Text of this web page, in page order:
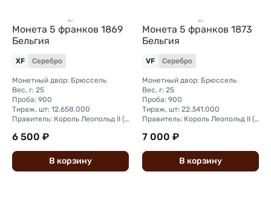
Монета 5 франков 1869
Бельгия
XF Серебро
Монетный двор: Брюссель
Вес, г: 25
Проба: 900
Тираж, шт: 12.658.000
Правитель: Король Леопольд II (1865 - 1909)
6 500 ₽
В корзину
Монета 5 франков 1873
Бельгия
VF Серебро
Монетный двор: Брюссель
Вес, г: 25
Проба: 900
Тираж, шт: 22.341.000
Правитель: Король Леопольд II (1865 - 1909)
7 000 ₽
В корзину